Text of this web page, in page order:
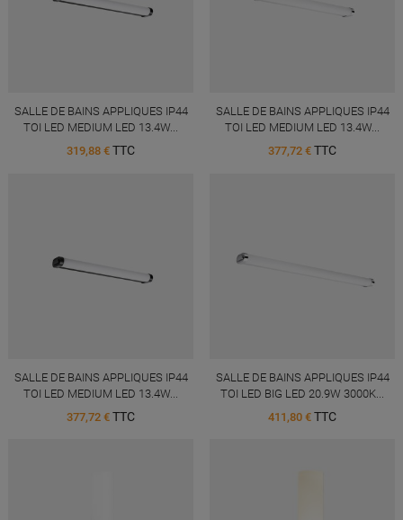
SALLE DE BAINS APPLIQUES IP44
TOI LED MEDIUM LED 13.4W...
319,88 € TTC
SALLE DE BAINS APPLIQUES IP44
TOI LED MEDIUM LED 13.4W...
377,72 € TTC
SALLE DE BAINS APPLIQUES IP44
TOI LED MEDIUM LED 13.4W...
377,72 € TTC
SALLE DE BAINS APPLIQUES IP44
TOI LED BIG LED 20.9W 3000K...
411,80 € TTC